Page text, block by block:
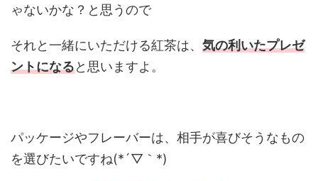
ゃないかな？と思うので
それと一緒にいただける紅茶は、 気の利いたプレゼ
ントになると思いますよ。
パッケージやフレーバーは、相手が喜びそうなもの
を選びたいですね(*´▽｀*)